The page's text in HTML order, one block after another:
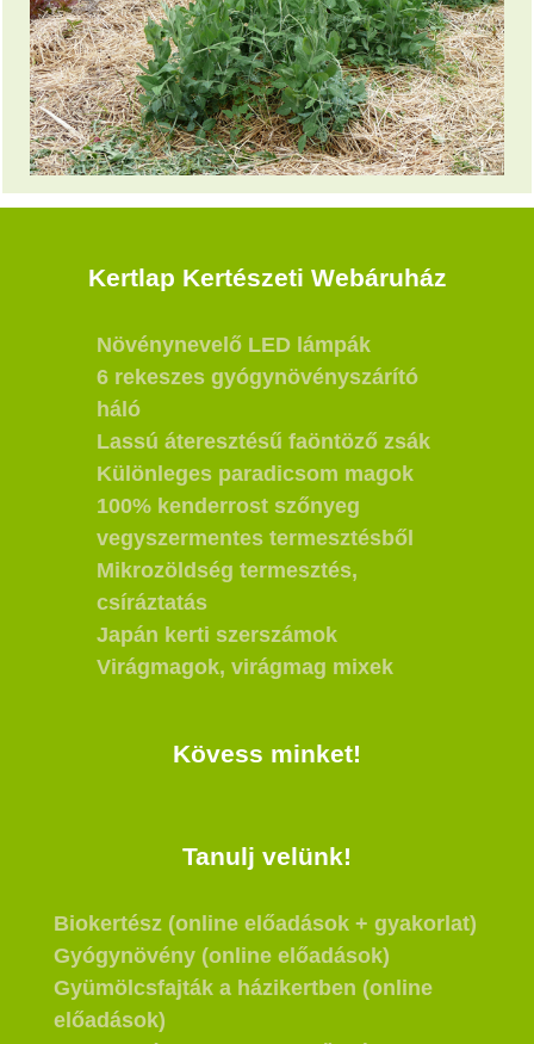
Kertlap Kertészeti Webáruház
Növénynevelő LED lámpák
6 rekeszes gyógynövényszárító
háló
Lassú áteresztésű faöntöző zsák
Különleges paradicsom magok
100% kenderrost szőnyeg
vegyszermentes termesztésből
Mikrozöldség termesztés,
csíráztatás
Japán kerti szerszámok
Virágmagok, virágmag mixek
Kövess minket!
Tanulj velünk!
Biokertész (online előadások + gyakorlat)
Gyógynövény (online előadások)
Gyümölcsfajták a házikertben (online
előadások)